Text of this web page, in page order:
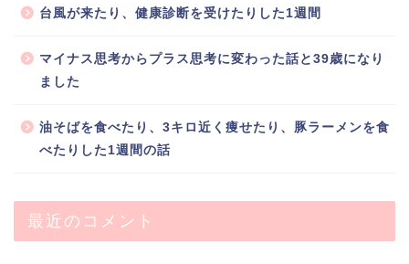
台風が来たり、健康診断を受けたりした1週間
マイナス思考からプラス思考に変わった話と39歳になり
ました
油そばを食べたり、3キロ近く痩せたり、豚ラーメンを食
べたりした1週間の話
最近のコメント